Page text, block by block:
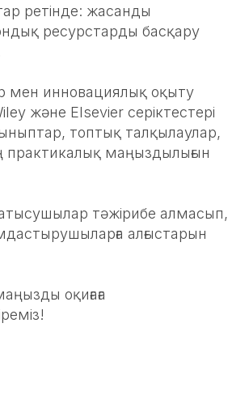
ретінде: жасанды
ресурстарды басқару
мен инновациялық оқыту
және Elsevier серіктестері
топтық талқылаулар,
практикалық маңыздылығын
тәжірибе алмасып,
алғыстарын
оқиғаға